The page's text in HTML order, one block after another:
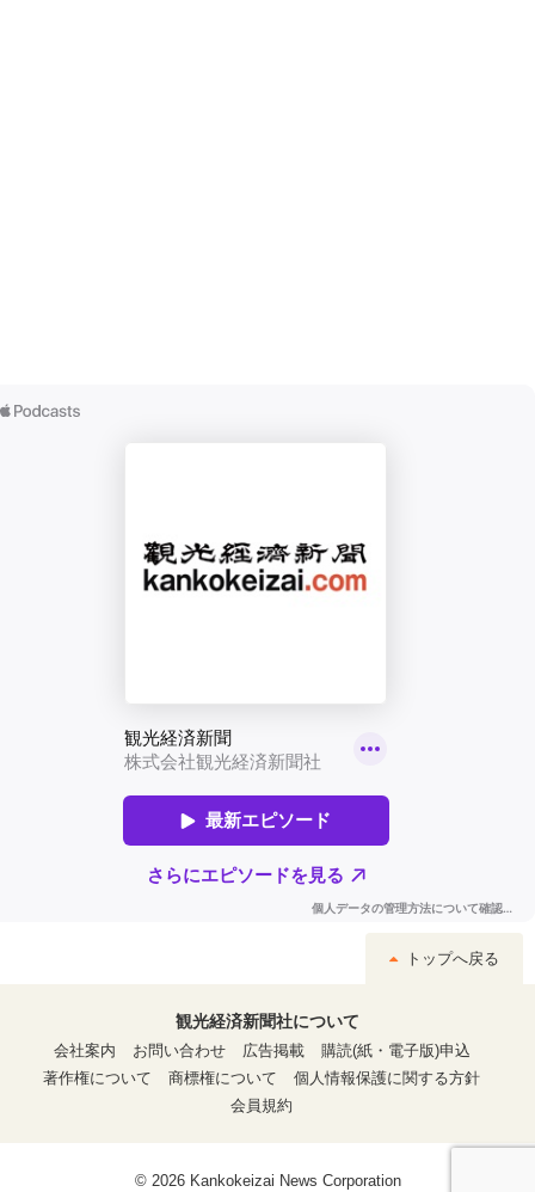
トップへ戻る
観光経済新聞社について
会社案内
お問い合わせ 広告掲載
購読(紙・電子版)申込
著作権について
商標権について
個人情報保護に関する方針
会員規約
© 2026 Kankokeizai News Corporation